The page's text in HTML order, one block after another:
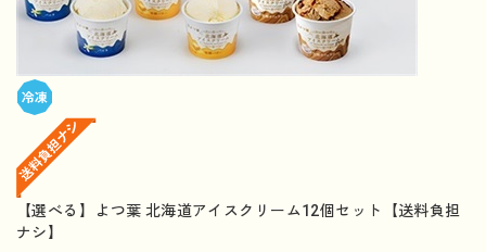
【選べる】よつ葉 北海道アイスクリーム12個セット【送料負担
ナシ】